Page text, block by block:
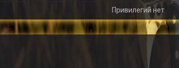
Привилегий нет